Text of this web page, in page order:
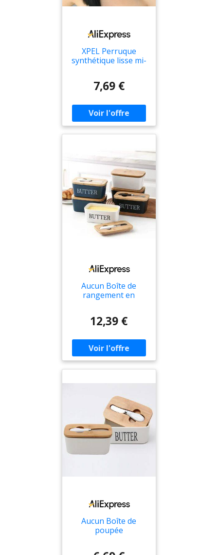
XPEL Perruque
synthétique lisse mi-
extrémité d'un
température,
couvre-tête complet
7,69 €
Aucun Boîte de
rangement en
avec couvercle en
trancheur de beurre
intégrés-conteneur
de rangement pour
cuisine et restaurant
12,39 €
Aucun Boîte de
poupée